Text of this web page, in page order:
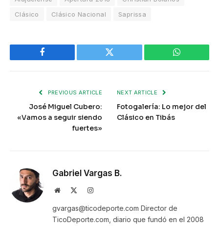
Clásico
Clásico Nacional Saprissa
Facebook Twitter WhatsApp
PREVIOUS ARTICLE
José Miguel Cubero:
«Vamos a seguir siendo
fuertes»
NEXT ARTICLE
Fotogalería: Lo mejor del
Clásico en Tibás
Gabriel Vargas B.
Website Instagram
gvargas@ticodeporte.com Director de
TicoDeporte.com, diario que fundó en el 2008